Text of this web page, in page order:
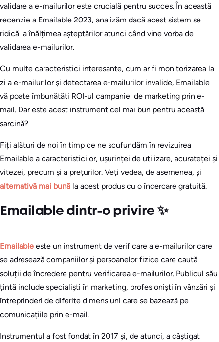
validare a e-mailurilor este crucială pentru succes. În această
recenzie a Emailable 2023, analizăm dacă acest sistem se
ridică la înălțimea așteptărilor atunci când vine vorba de
validarea e-mailurilor.
Cu multe caracteristici interesante, cum ar fi monitorizarea la
zi a e-mailurilor și detectarea e-mailurilor invalide, Emailable
vă poate îmbunătăți ROI-ul campaniei de marketing prin e-
mail. Dar este acest instrument cel mai bun pentru această
sarcină?
Fiți alături de noi în timp ce ne scufundăm în revizuirea
Emailable a caracteristicilor, ușurinței de utilizare, acurateței și
vitezei, precum și a prețurilor. Veți vedea, de asemenea, și
alternativă mai bună la acest produs cu o încercare gratuită.
Emailable dintr-o privire ✨
Emailable este un instrument de verificare a e-mailurilor care
se adresează companiilor și persoanelor fizice care caută
soluții de încredere pentru verificarea e-mailurilor. Publicul său
țintă include specialiști în marketing, profesioniști în vânzări și
întreprinderi de diferite dimensiuni care se bazează pe
comunicațiile prin e-mail.
Instrumentul a fost fondat în 2017 și, de atunci, a câștigat